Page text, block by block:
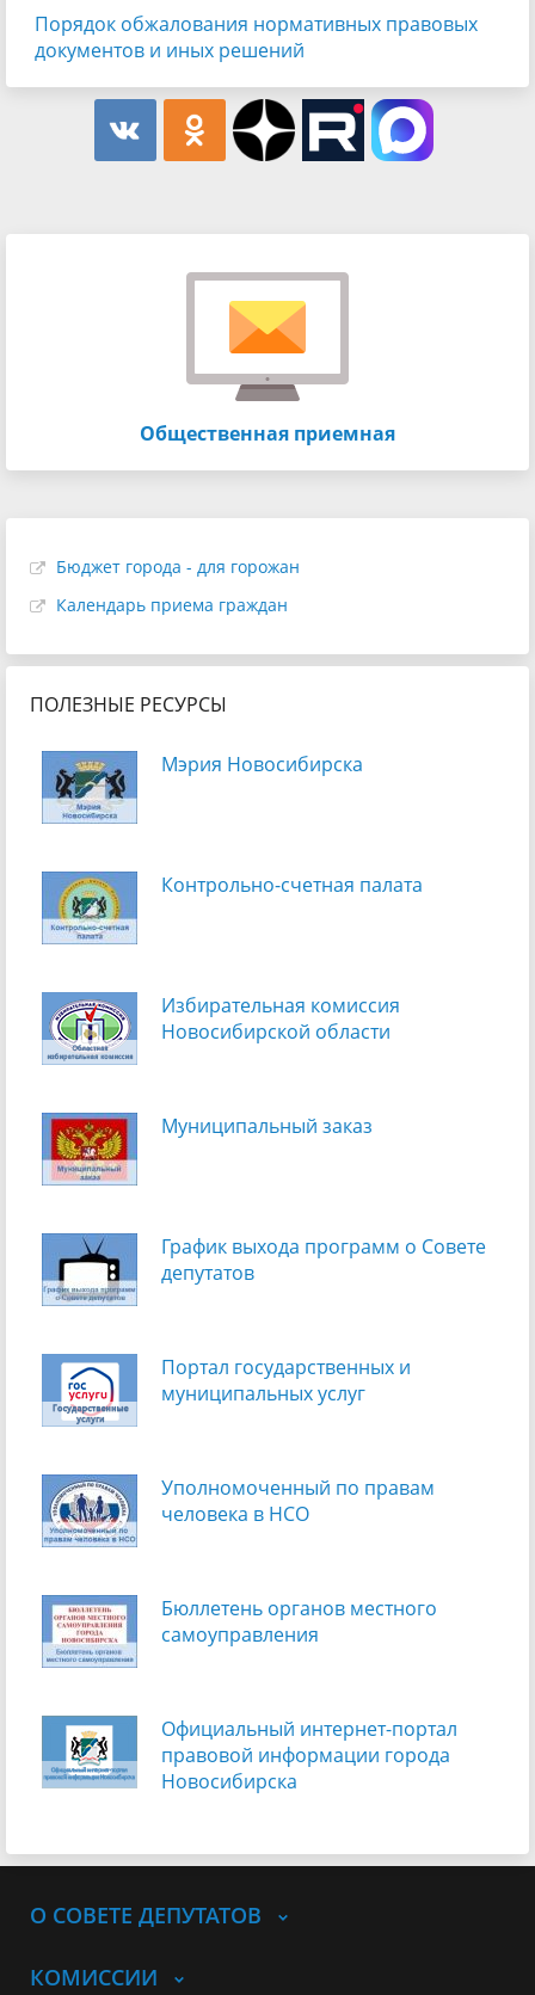
Порядок обжалования нормативных правовых
документов и иных решений
Общественная приемная
Бюджет города - для горожан
Календарь приема граждан
ПОЛЕЗНЫЕ РЕСУРСЫ
Мэрия Новосибирска
Контрольно-счетная палата
Избирательная комиссия
Новосибирской области
Муниципальный заказ
График выхода программ о Cовете
депутатов
Портал государственных и
муниципальных услуг
Уполномоченный по правам
человека в НСО
Бюллетень органов местного
самоуправления
Официальный интернет-портал
правовой информации города
Новосибирска
О СОВЕТЕ ДЕПУТАТОВ
КОМИССИИ